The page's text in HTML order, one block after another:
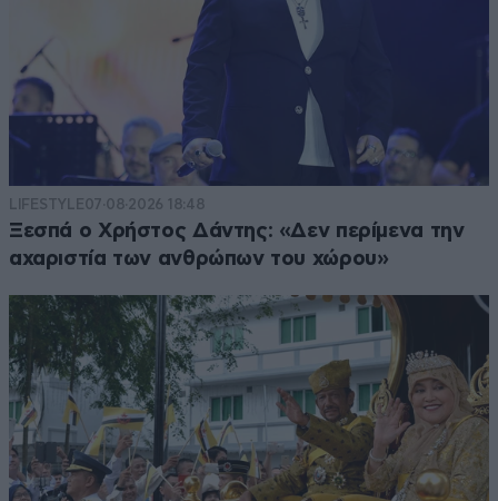
LIFESTYLE07·08·2026 18:48
Ξεσπά ο Χρήστος Δάντης: «Δεν περίμενα την
αχαριστία των ανθρώπων του χώρου»